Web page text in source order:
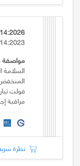
مواصفة
السلامة
فولت
نظرة